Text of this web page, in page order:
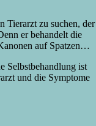
Tierarzt zu suchen, der
er behandelt die
auf Spatzen…
Selbstbehandlung ist
und die Symptome